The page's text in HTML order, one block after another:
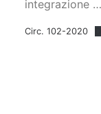
integrazione …
Circ. 102-2020